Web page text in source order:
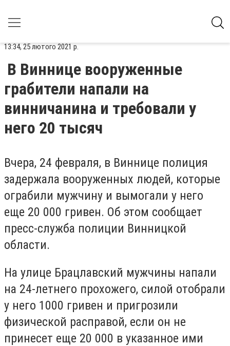
13:34, 25 лютого 2021 р.
В Виннице вооруженные
грабители напали на
винничанина и требовали у
него 20 тысяч
Вчера, 24 февраля, в Виннице полиция
задержала вооруженных людей, которые
ограбили мужчину и вымогали у него
еще 20 000 гривен. Об этом сообщает
пресс-служба полиции Винницкой
области.
На улице Брацлавский мужчины напали
на 24-летнего прохожего, силой отобрали
у него 1000 гривен и пригрозили
физической расправой, если он не
принесет еще 20 000 в указанное ими